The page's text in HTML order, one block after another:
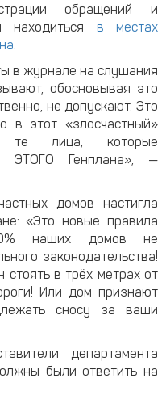
обращений и
в местах
.
в журнале на слушания
обосновывая это
не допускают. Это
в этот «злосчастный»
те лица, которые
ЭТОГО Генплана», —
домов настигла
«Это новые правила
наших домов не
законодательства!
в трёх метрах от
Или дом признают
сносу за ваши
департамента
были ответить на